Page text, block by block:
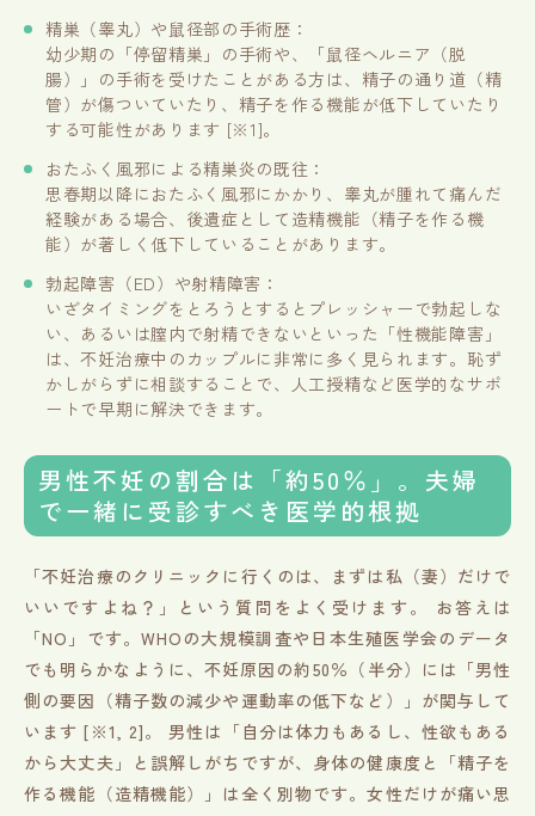
精巣（睾丸）や鼠径部の手術歴：
幼少期の「停留精巣」の手術や、「鼠径ヘルニア（脱
腸）」の手術を受けたことがある方は、精子の通り道（精
管）が傷ついていたり、精子を作る機能が低下していたり
する可能性があります [※1]。
おたふく風邪による精巣炎の既往：
思春期以降におたふく風邪にかかり、睾丸が腫れて痛んだ
経験がある場合、後遺症として造精機能（精子を作る機
能）が著しく低下していることがあります。
勃起障害（ED）や射精障害：
いざタイミングをとろうとするとプレッシャーで勃起しな
い、あるいは膣内で射精できないといった「性機能障害」
は、不妊治療中のカップルに非常に多く見られます。恥ず
かしがらずに相談することで、人工授精など医学的なサポ
ートで早期に解決できます。
男性不妊の割合は「約50％」。夫婦
で一緒に受診すべき医学的根拠
「不妊治療のクリニックに行くのは、まずは私（妻）だけで
いいですよね？」という質問をよく受けます。 お答えは
「NO」です。WHOの大規模調査や日本生殖医学会のデータ
でも明らかなように、不妊原因の約50％（半分）には「男性
側の要因（精子数の減少や運動率の低下など）」が関与して
います [※1, 2]。 男性は「自分は体力もあるし、性欲もある
から大丈夫」と誤解しがちですが、身体の健康度と「精子を
作る機能（造精機能）」は全く別物です。女性だけが痛い思